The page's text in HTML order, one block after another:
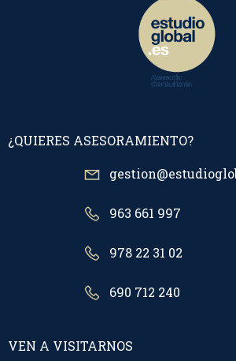
¿QUIERES ASESORAMIENTO?
963 661 997
978 22 31 02
690 712 240
VEN A VISITARNOS